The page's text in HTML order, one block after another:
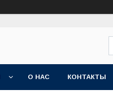
О НАС КОНТАКТЫ